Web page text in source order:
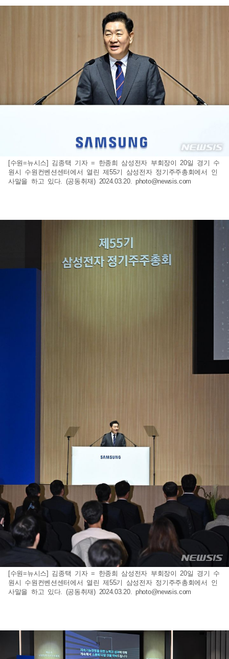
[수원=뉴시스] 김종택 기자 = 한종희 삼성전자 부회장이 20일 경기 수
원시 수원컨벤션센터에서 열린 제55기 삼성전자 정기주주총회에서 인
사말을 하고 있다. (공동취재) 2024.03.20. photo@newsis.com
[수원=뉴시스] 김종택 기자 = 한종희 삼성전자 부회장이 20일 경기 수
원시 수원컨벤션센터에서 열린 제55기 삼성전자 정기주주총회에서 인
사말을 하고 있다. (공동취재) 2024.03.20. photo@newsis.com